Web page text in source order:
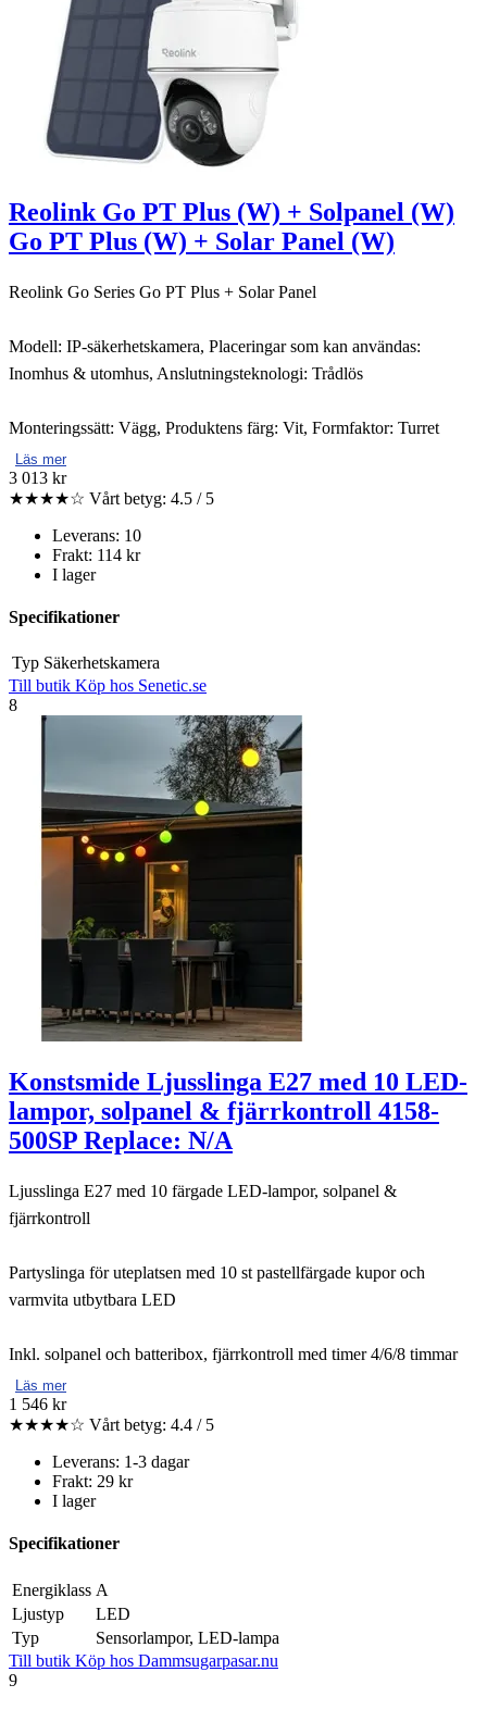
Reolink Go PT Plus (W) + Solpanel (W)
Go PT Plus (W) + Solar Panel (W)
Reolink Go Series Go PT Plus + Solar Panel
Modell: IP-säkerhetskamera, Placeringar som kan användas:
Inomhus & utomhus, Anslutningsteknologi: Trådlös
Monteringssätt: Vägg, Produktens färg: Vit, Formfaktor: Turret
Läs mer
3 013 kr
★★★★☆ Vårt betyg: 4.5 / 5
Leverans: 10
Frakt: 114 kr
I lager
Specifikationer
Typ Säkerhetskamera
Till butik Köp hos Senetic.se
8
Konstsmide Ljusslinga E27 med 10 LED-
lampor, solpanel & fjärrkontroll 4158-
500SP Replace: N/A
Ljusslinga E27 med 10 färgade LED-lampor, solpanel &
fjärrkontroll
Partyslinga för uteplatsen med 10 st pastellfärgade kupor och
varmvita utbytbara LED
Inkl. solpanel och batteribox, fjärrkontroll med timer 4/6/8 timmar
Läs mer
1 546 kr
★★★★☆ Vårt betyg: 4.4 / 5
Leverans: 1-3 dagar
Frakt: 29 kr
I lager
Specifikationer
Energiklass A
Ljustyp
LED
Typ
Sensorlampor, LED-lampa
Till butik Köp hos Dammsugarpasar.nu
9